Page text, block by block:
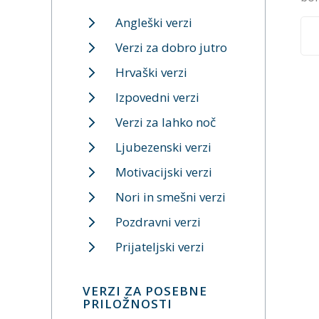
Angleški verzi
Verzi za dobro jutro
Hrvaški verzi
Izpovedni verzi
Verzi za lahko noč
Ljubezenski verzi
Motivacijski verzi
Nori in smešni verzi
Pozdravni verzi
Prijateljski verzi
VERZI ZA POSEBNE
PRILOŽNOSTI